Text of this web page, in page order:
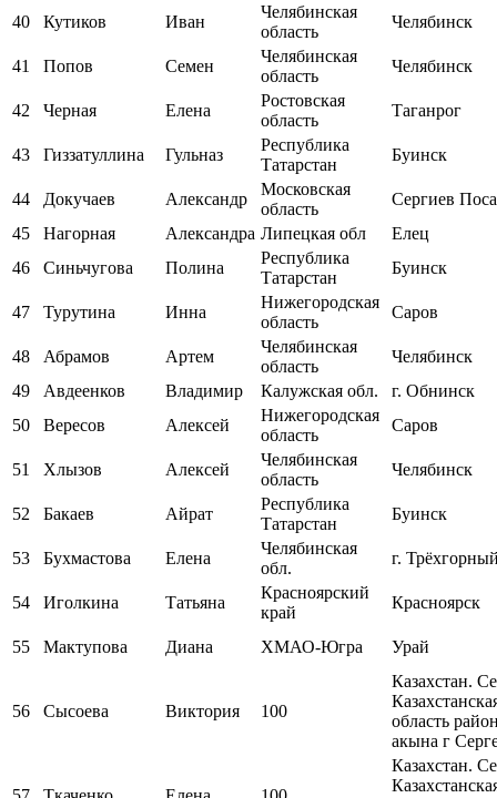
40 Кутиков Иван
Челябинская
область
Челябинск
41 Попов Семен
Челябинская
область
Челябинск
42 Черная Елена
Ростовская
область
Таганрог
43 Гиззатуллина Гульназ
Республика
Татарстан
Буинск
44 Докучаев Александр
Московская
область
Сергиев
45
Нагорная Александра Липецкая обл
Елец
46
Синьчугова Полина
Республика
Татарстан
Буинск
47 Турутина Инна
Нижегородская
область
Саров
48 Абрамов Артем
Челябинская
область
Челябинск
49
Авдеенков Владимир Калужская обл.
г. Обнинск
50
Вересов Алексей
Нижегородская
область
Саров
51 Хлызов Алексей
Челябинская
область
Челябинск
52 Бакаев Айрат
Республика
Татарстан
Буинск
53 Бухмастова Елена
Челябинская
обл.
г.
54 Иголкина Татьяна
Красноярский
край
Красноярск
55 Мактупова Диана ХМАО-Югра Урай
56 Сысоева Виктория 100
Казахстан.
область
акына г
Казахстан.